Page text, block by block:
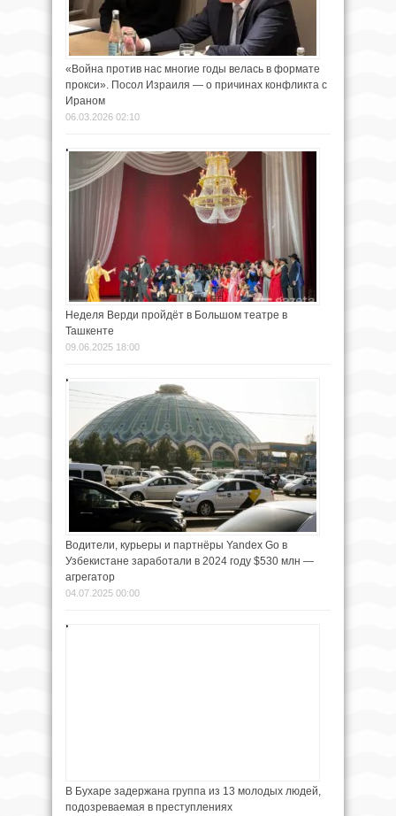
«Война против нас многие годы велась в формате
прокси». Посол Израиля — о причинах конфликта с
Ираном
06.03.2026 02:10
Неделя Верди пройдёт в Большом театре в
Ташкенте
09.06.2025 18:00
Водители, курьеры и партнёры Yandex Go в
Узбекистане заработали в 2024 году $530 млн —
агрегатор
04.07.2025 00:00
В Бухаре задержана группа из 13 молодых людей,
подозреваемая в преступлениях